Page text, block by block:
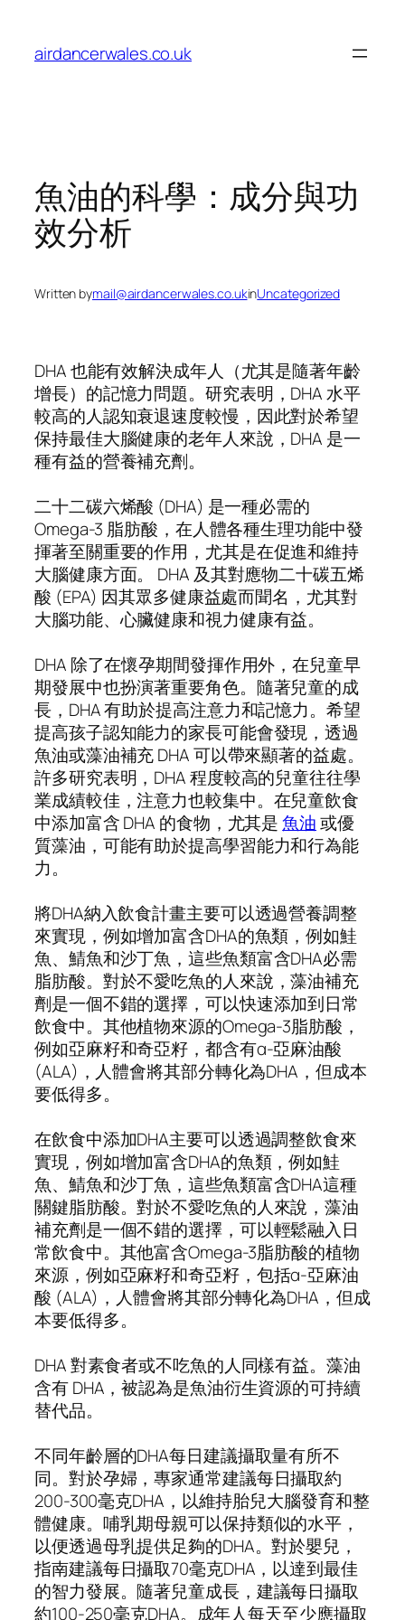
content
airdancerwales.co.uk
魚油的科學：成分與功
效分析
Written bymail@airdancerwales.co.ukinUncategorized
DHA 也能有效解決成年人（尤其是隨著年齡
增長）的記憶力問題。研究表明，DHA 水平
較高的人認知衰退速度較慢，因此對於希望
保持最佳大腦健康的老年人來說，DHA 是一
種有益的營養補充劑。
二十二碳六烯酸 (DHA) 是一種必需的
Omega-3 脂肪酸，在人體各種生理功能中發
揮著至關重要的作用，尤其是在促進和維持
大腦健康方面。 DHA 及其對應物二十碳五烯
酸 (EPA) 因其眾多健康益處而聞名，尤其對
大腦功能、心臟健康和視力健康有益。
DHA 除了在懷孕期間發揮作用外，在兒童早
期發展中也扮演著重要角色。隨著兒童的成
長，DHA 有助於提高注意力和記憶力。希望
提高孩子認知能力的家長可能會發現，透過
魚油或藻油補充 DHA 可以帶來顯著的益處。
許多研究表明，DHA 程度較高的兒童往往學
業成績較佳，注意力也較集中。在兒童飲食
中添加富含 DHA 的食物，尤其是魚油或優
質藻油，可能有助於提高學習能力和行為能
力。
將DHA納入飲食計畫主要可以透過營養調整
來實現，例如增加富含DHA的魚類，例如鮭
魚、鯖魚和沙丁魚，這些魚類富含DHA必需
脂肪酸。對於不愛吃魚的人來說，藻油補充
劑是一個不錯的選擇，可以快速添加到日常
飲食中。其他植物來源的Omega-3脂肪酸，
例如亞麻籽和奇亞籽，都含有α-亞麻油酸
(ALA)，人體會將其部分轉化為DHA，但成本
要低得多。
在飲食中添加DHA主要可以透過調整飲食來
實現，例如增加富含DHA的魚類，例如鮭
魚、鯖魚和沙丁魚，這些魚類富含DHA這種
關鍵脂肪酸。對於不愛吃魚的人來說，藻油
補充劑是一個不錯的選擇，可以輕鬆融入日
常飲食中。其他富含Omega-3脂肪酸的植物
來源，例如亞麻籽和奇亞籽，包括α-亞麻油
酸 (ALA)，人體會將其部分轉化為DHA，但成
本要低得多。
DHA 對素食者或不吃魚的人同樣有益。藻油
含有 DHA，被認為是魚油衍生資源的可持續
替代品。
不同年齡層的DHA每日建議攝取量有所不
同。對於孕婦，專家通常建議每日攝取約
200-300毫克DHA，以維持胎兒大腦發育和整
體健康。哺乳期母親可以保持類似的水平，
以便透過母乳提供足夠的DHA。對於嬰兒，
指南建議每日攝取70毫克DHA，以達到最佳
的智力發展。隨著兒童成長，建議每日攝取
約100-250毫克DHA。成年人每天至少應攝取